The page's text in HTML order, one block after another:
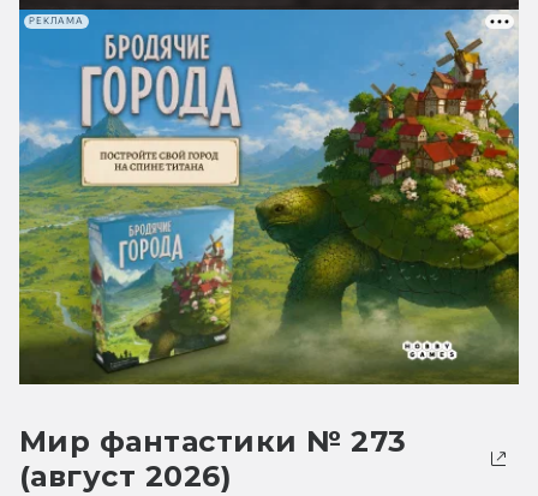
РЕКЛАМА
Мир фантастики № 273
(август 2026)